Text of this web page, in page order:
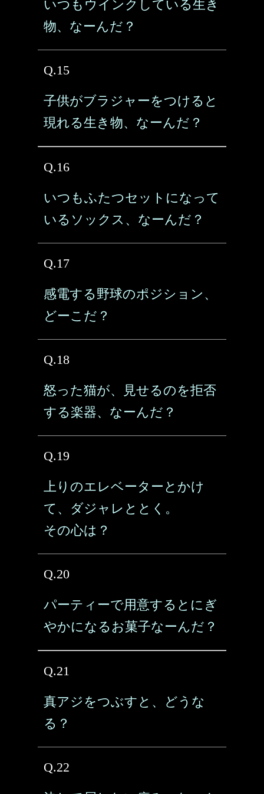
いつもウインクしている生き
物、なーんだ？
Q.15
子供がブラジャーをつけると
現れる生き物、なーんだ？
Q.16
いつもふたつセットになって
いるソックス、なーんだ？
Q.17
感電する野球のポジション、
どーこだ？
Q.18
怒った猫が、見せるのを拒否
する楽器、なーんだ？
Q.19
上りのエレベーターとかけ
て、ダジャレととく。
その心は？
Q.20
パーティーで用意するとにぎ
やかになるお菓子なーんだ？
Q.21
真アジをつぶすと、どうな
る？
Q.22